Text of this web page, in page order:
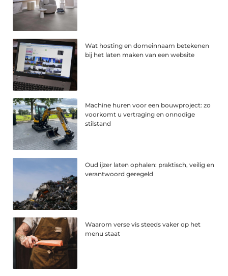
Wat hosting en domeinnaam betekenen
bij het laten maken van een website
Machine huren voor een bouwproject: zo
voorkomt u vertraging en onnodige
stilstand
Oud ijzer laten ophalen: praktisch, veilig en
verantwoord geregeld
Waarom verse vis steeds vaker op het
menu staat